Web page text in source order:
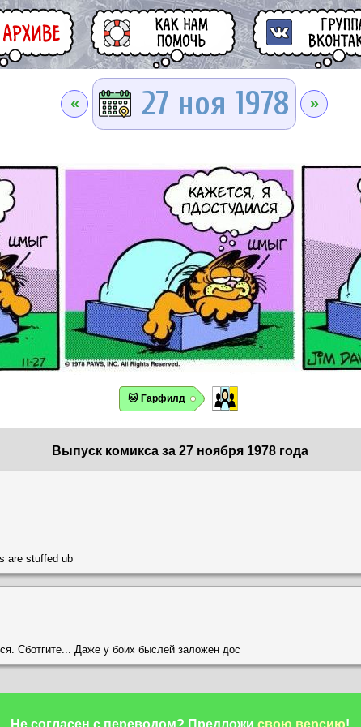
« 27 ноя 1978 »
🐱 Гарфилд
Выпуск комикса за 27 ноября 1978 года
are stuffed ub
Сботгите... Даже у боих быслей заложен дос
Не согласен с переводом? Предложи свою версию!